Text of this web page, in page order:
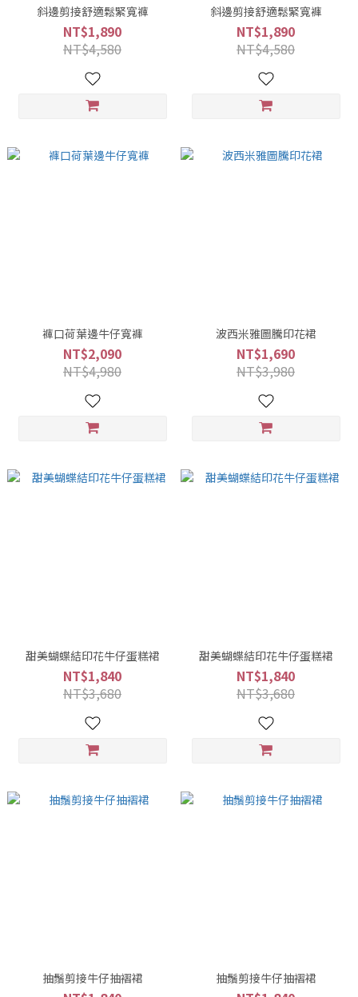
斜邊剪接舒適鬆緊寬褲
NT$1,890
NT$4,580
斜邊剪接舒適鬆緊寬褲
NT$1,890
NT$4,580
褲口荷葉邊牛仔寬褲
NT$2,090
NT$4,980
波西米雅圖騰印花裙
NT$1,690
NT$3,980
甜美蝴蝶結印花牛仔蛋糕裙
NT$1,840
NT$3,680
甜美蝴蝶結印花牛仔蛋糕裙
NT$1,840
NT$3,680
抽鬚剪接牛仔抽褶裙 抽鬚剪接牛仔抽褶裙